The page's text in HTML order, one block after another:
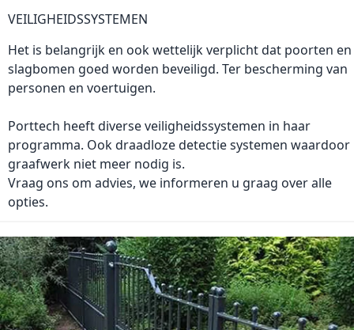
VEILIGHEIDSSYSTEMEN
Het is belangrijk en ook wettelijk verplicht dat poorten en
slagbomen goed worden beveiligd. Ter bescherming van
personen en voertuigen.
Porttech heeft diverse veiligheidssystemen in haar
programma. Ook draadloze detectie systemen waardoor
graafwerk niet meer nodig is.
Vraag ons om advies, we informeren u graag over alle
opties.